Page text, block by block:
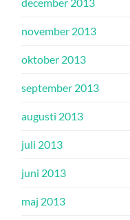
december 2013
november 2013
oktober 2013
september 2013
augusti 2013
juli 2013
juni 2013
maj 2013